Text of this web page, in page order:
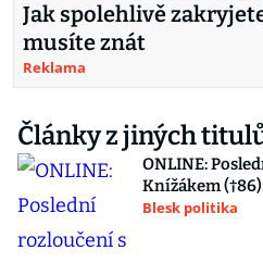
Jak spolehlivě
musíte znát
Reklama
Články z jiných
ONLINE:
Knížákem
Blesk politika